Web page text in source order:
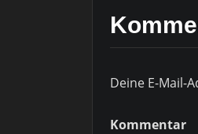
Deine E-Mail-
Kommentar